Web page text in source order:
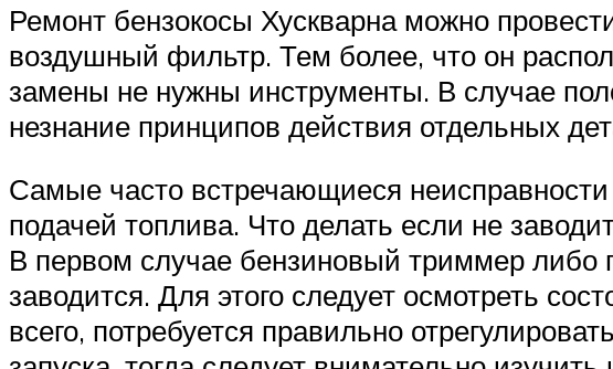
Ремонт бензокосы Хускварна можно
воздушный фильтр. Тем более, что он
замены не нужны инструменты. В случае
незнание принципов действия отдельных
Самые часто встречающиеся
подачей топлива. Что делать если не
В первом случае бензиновый триммер либо
заводится. Для этого следует осмотреть
всего, потребуется правильно